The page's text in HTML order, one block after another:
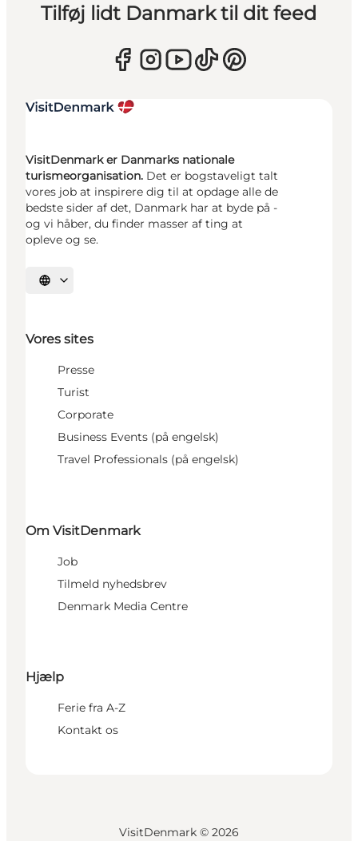
Tilføj lidt Danmark til dit feed
VisitDenmark er Danmarks nationale
turismeorganisation. Det er bogstaveligt talt
vores job at inspirere dig til at opdage alle de
bedste sider af det, Danmark har at byde på -
og vi håber, du finder masser af ting at
opleve og se.
Vælg sprog
Vores sites
Presse
Turist
Corporate
Business Events (på engelsk)
Travel Professionals (på engelsk)
Om VisitDenmark
Job
Tilmeld nyhedsbrev
Denmark Media Centre
Hjælp
Ferie fra A-Z
Kontakt os
VisitDenmark © 2026